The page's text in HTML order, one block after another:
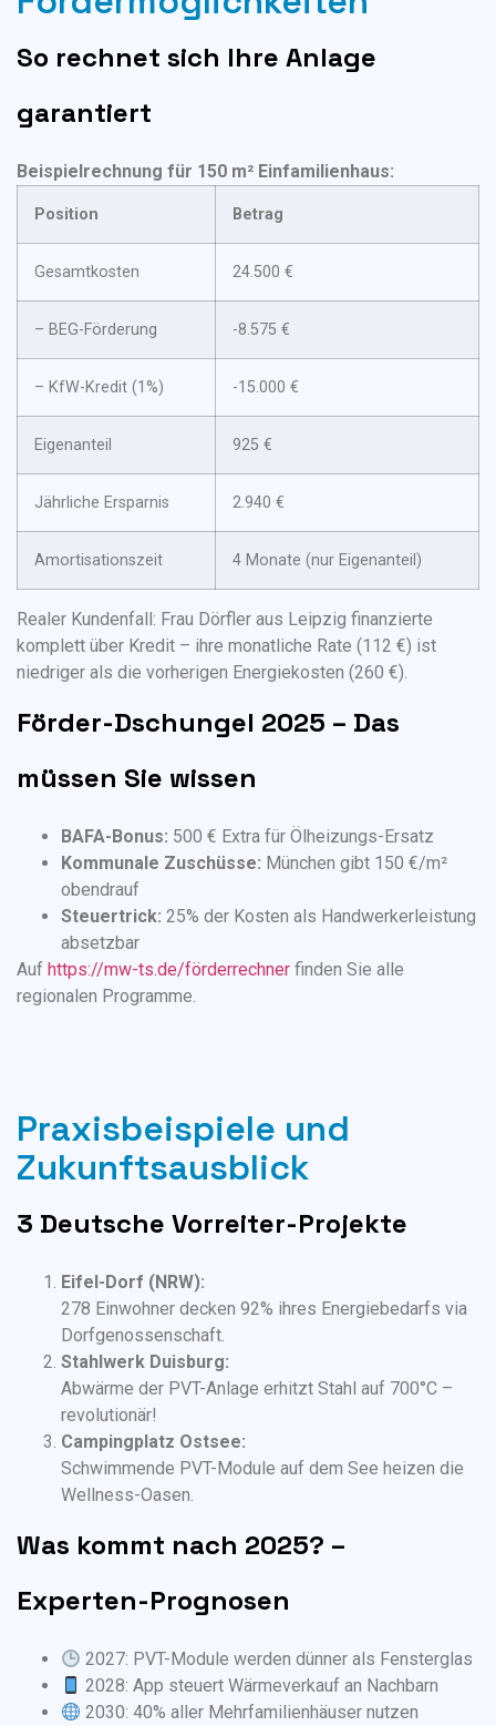
So rechnet sich Ihre Anlage
garantiert
Beispielrechnung für 150 m² Einfamilienhaus:
Position Betrag
Gesamtkosten 24.500 €
– BEG-Förderung -8.575 €
– KfW-Kredit (1%) -15.000 €
Eigenanteil 925 €
Jährliche Ersparnis 2.940 €
Amortisationszeit 4 Monate (nur Eigenanteil)
Realer Kundenfall: Frau Dörfler aus Leipzig finanzierte
komplett über Kredit – ihre monatliche Rate (112 €) ist
niedriger als die vorherigen Energiekosten (260 €).
Förder-Dschungel 2025 – Das
müssen Sie wissen
BAFA-Bonus: 500 € Extra für Ölheizungs-Ersatz
Kommunale Zuschüsse: München gibt 150 €/m²
obendrauf
Steuertrick: 25% der Kosten als Handwerkerleistung
absetzbar
Auf https://mw-ts.de/förderrechner finden Sie alle
regionalen Programme.
Praxisbeispiele und
Zukunftsausblick
3 Deutsche Vorreiter-Projekte
Eifel-Dorf (NRW):
278 Einwohner decken 92% ihres Energiebedarfs via
Dorfgenossenschaft.
Stahlwerk Duisburg:
Abwärme der PVT-Anlage erhitzt Stahl auf 700°C –
revolutionär!
Campingplatz Ostsee:
Schwimmende PVT-Module auf dem See heizen die
Wellness-Oasen.
Was kommt nach 2025? –
Experten-Prognosen
2027: PVT-Module werden dünner als Fensterglas
2028: App steuert Wärmeverkauf an Nachbarn
2030: 40% aller Mehrfamilienhäuser nutzen